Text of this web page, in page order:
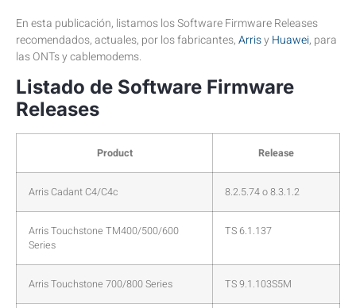
En esta publicación, listamos los Software Firmware Releases
recomendados, actuales, por los fabricantes,Arrisy Huawei, para
las ONTs y cablemodems.
Listado de Software Firmware
Releases
Product Release
Arris Cadant C4/C4c 8.2.5.74 o 8.3.1.2
Arris Touchstone TM400/500/600
Series
TS 6.1.137
Arris Touchstone 700/800 Series TS 9.1.103S5M